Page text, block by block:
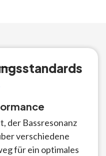
der Bassresonanz
verschiedene
für ein optimales